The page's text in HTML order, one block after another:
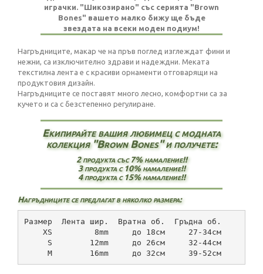
играчки. "Шикозирано" със серията "Brown
Bones" вашето малко бижу ще бъде
звездата на всеки моден подиум!
Нагръдниците, макар че на пръв поглед изглеждат фини и
нежни, са изключително здрави и надеждни. Меката
текстилна лента е с красиви орнаменти отговарящи на
продуктовия дизайн.
Нагръдниците се поставят много лесно, комфортни са за
кучето и са с безстепенно регулиране.
Екипирайте вашия любимец с модната
колекция "Brown Bones" и получете:
2 продукта със 7% намаление!!
3 продукта с 10% намаление!!
4 продукта с 15% намаление!!
Нагръдниците се предлагат в няколко размера:
Размер  Лента шир.  Вратна об.  Гръдна об.
    XS         8mm     до 18см     27-34см
     S        12mm     до 26см     32-44см
     М        16mm     до 32см     39-52см